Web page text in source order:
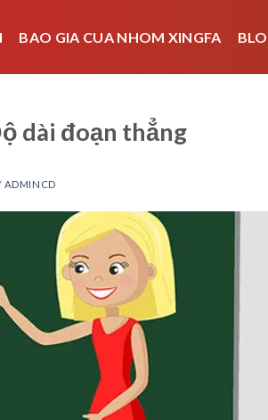
BAO GIA CUA NHOM XINGFA
dài đoạn thẳng
ADMINCD